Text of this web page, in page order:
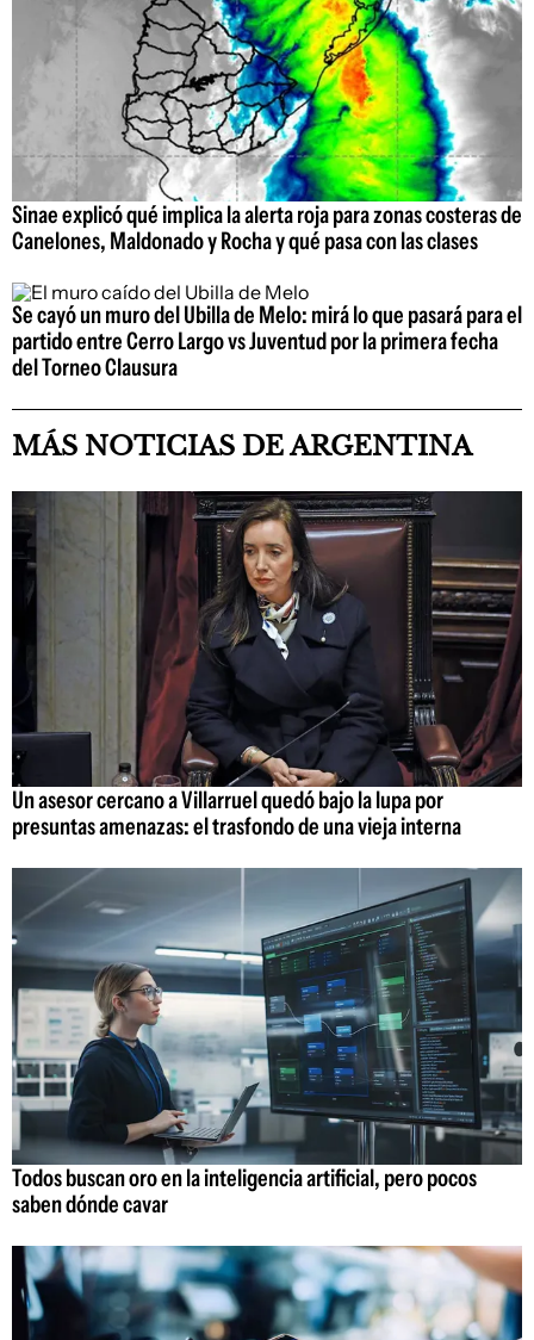
Sinae explicó qué implica la alerta roja para zonas costeras de
Canelones, Maldonado y Rocha y qué pasa con las clases
Se cayó un muro del Ubilla de Melo: mirá lo que pasará para el
partido entre Cerro Largo vs Juventud por la primera fecha
del Torneo Clausura
MÁS NOTICIAS DE ARGENTINA
Un asesor cercano a Villarruel quedó bajo la lupa por
presuntas amenazas: el trasfondo de una vieja interna
Todos buscan oro en la inteligencia artificial, pero pocos
saben dónde cavar